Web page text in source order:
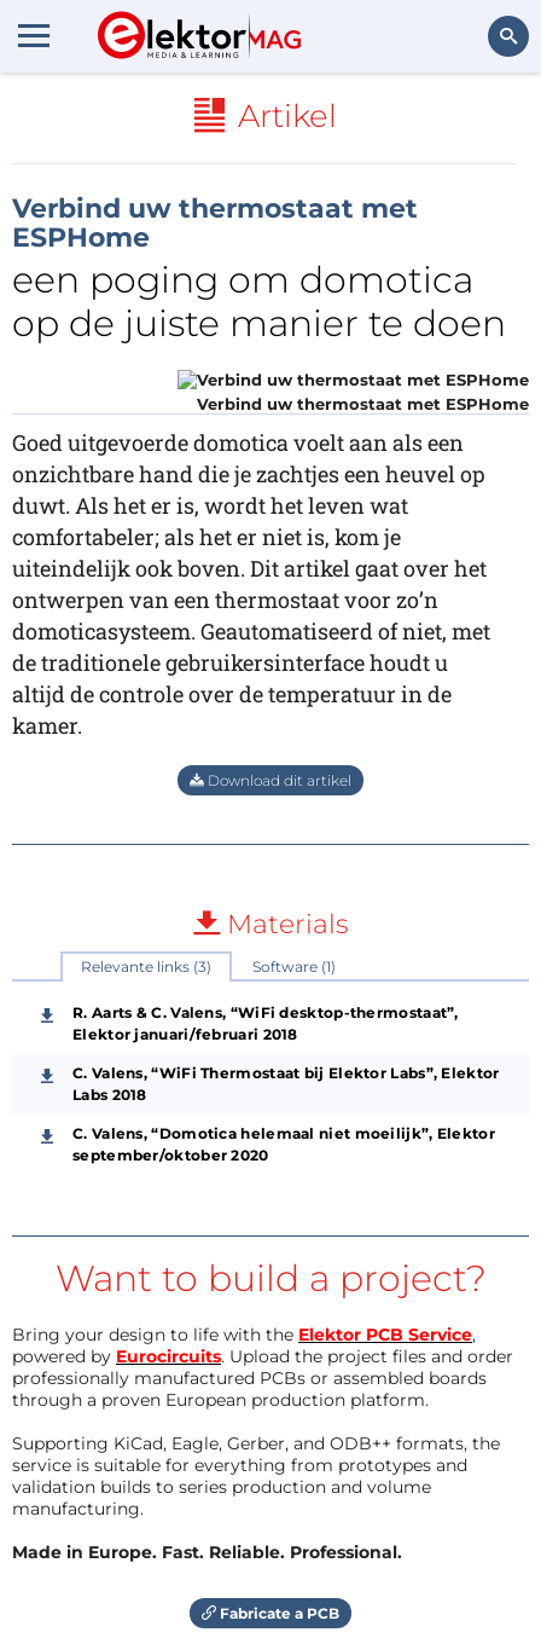
Artikel
Verbind uw thermostaat met
ESPHome
een poging om domotica
op de juiste manier te doen
Verbind uw thermostaat met ESPHome
Goed uitgevoerde domotica voelt aan als een
onzichtbare hand die je zachtjes een heuvel op
duwt. Als het er is, wordt het leven wat
comfortabeler; als het er niet is, kom je
uiteindelijk ook boven. Dit artikel gaat over het
ontwerpen van een thermostaat voor zo’n
domoticasysteem. Geautomatiseerd of niet, met
de traditionele gebruikersinterface houdt u
altijd de controle over de temperatuur in de
kamer.
Download dit artikel
Materials
Relevante links (3) Software (1)
R. Aarts & C. Valens, “WiFi desktop-thermostaat”,
Elektor januari/februari 2018
C. Valens, “WiFi Thermostaat bij Elektor Labs”, Elektor
Labs 2018
C. Valens, “Domotica helemaal niet moeilijk”, Elektor
september/oktober 2020
Want to build a project?
Bring your design to life with the Elektor PCB Service,
powered by Eurocircuits. Upload the project files and order
professionally manufactured PCBs or assembled boards
through a proven European production platform.
Supporting KiCad, Eagle, Gerber, and ODB++ formats, the
service is suitable for everything from prototypes and
validation builds to series production and volume
manufacturing.
Made in Europe. Fast. Reliable. Professional.
Fabricate a PCB